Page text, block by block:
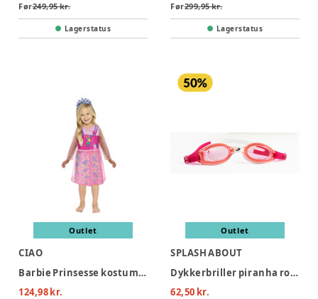
Før249,95 kr.
Lagerstatus
Før299,95 kr.
Lagerstatus
Outlet
CIAO
Barbie Prinsesse kostume 3-4 år
124,98 kr.
Outlet
SPLASH ABOUT
Dykkerbriller piranha rose junior 6-14 år
62,50 kr.